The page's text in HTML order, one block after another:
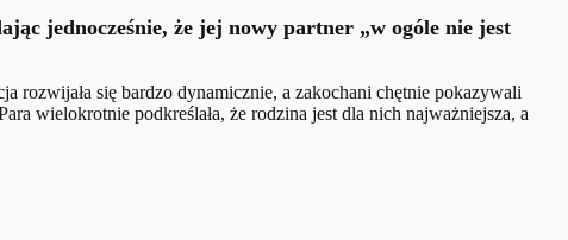
jednocześnie, że jej nowy partner „w ogóle nie jest
rozwijała się bardzo dynamicznie, a zakochani chętnie pokazywali
wielokrotnie podkreślała, że rodzina jest dla nich najważniejsza, a